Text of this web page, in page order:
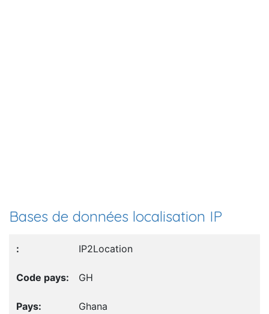
Bases de données localisation IP
IP2Location
GH
Ghana